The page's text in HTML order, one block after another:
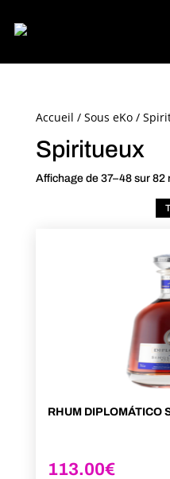
Accueil / Sous eKo/
Spiritueux
Affichage de 37–48 sur 82
RHUM DIPLOMÁTICO
113.00€